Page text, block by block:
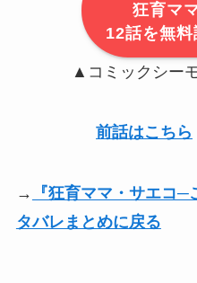
狂育マ
12話を無
▲コミックシー
前話はこちら
→
『狂育ママ・サエコ
タバレまとめに戻る